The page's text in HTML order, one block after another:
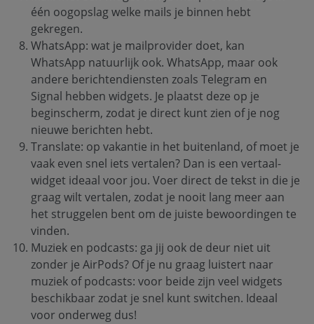
één oogopslag welke mails je binnen hebt
gekregen.
WhatsApp: wat je mailprovider doet, kan
WhatsApp natuurlijk ook. WhatsApp, maar ook
andere berichtendiensten zoals Telegram en
Signal hebben widgets. Je plaatst deze op je
beginscherm, zodat je direct kunt zien of je nog
nieuwe berichten hebt.
Translate: op vakantie in het buitenland, of moet je
vaak even snel iets vertalen? Dan is een vertaal-
widget ideaal voor jou. Voer direct de tekst in die je
graag wilt vertalen, zodat je nooit lang meer aan
het struggelen bent om de juiste bewoordingen te
vinden.
Muziek en podcasts: ga jij ook de deur niet uit
zonder je AirPods? Of je nu graag luistert naar
muziek of podcasts: voor beide zijn veel widgets
beschikbaar zodat je snel kunt switchen. Ideaal
voor onderweg dus!